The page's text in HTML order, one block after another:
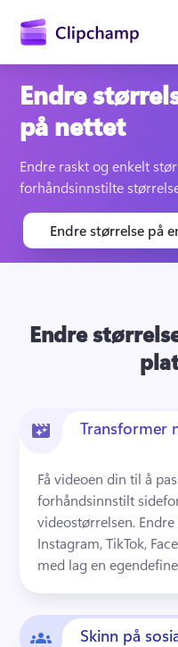
Logg på
Endre
på nettet
Endre raskt og enkelt
forhåndsinnstilte
Endre størrelse på
Endre
Transformer
Få videoen din til å
forhåndsinnstilt
videostørrelsen.
Instagram, TikTok,
med lag en
Skinn på